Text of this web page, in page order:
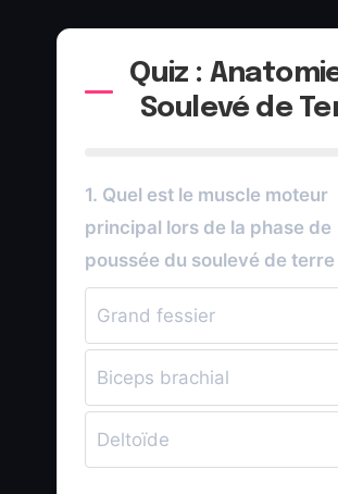
Quiz :
Soulevé de
1. Quel est le muscle moteur
principal lors de la phase de
poussée du soulevé de terre
Grand fessier
Biceps brachial
Deltoïde